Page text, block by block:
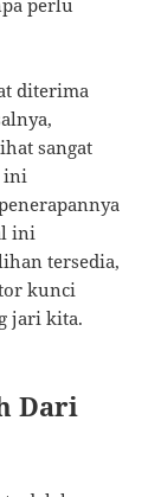
diterima
sangat
ini
ini
tersedia,
kunci
jari kita.
Dari